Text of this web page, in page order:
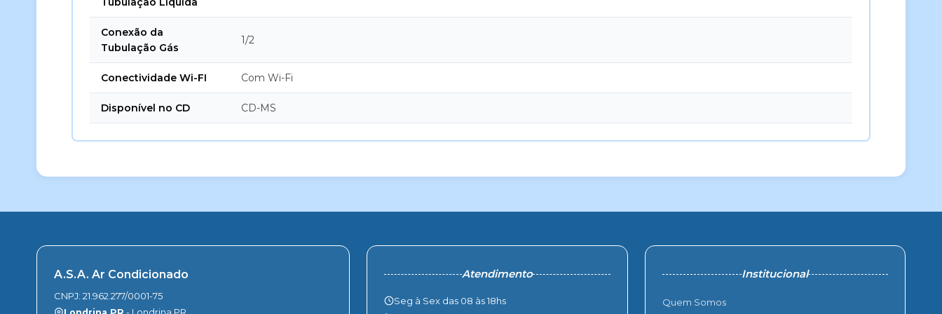
Conexão da
Tubulação Gás
1/2
Conectividade Wi-FI Com Wi-Fi
Disponível no CD CD-MS
A.S.A. Ar Condicionado
CNPJ: 21.962.277/0001-75
Atendimento
Seg à Sex das 08 às 18hs
Institucional
Quem Somos